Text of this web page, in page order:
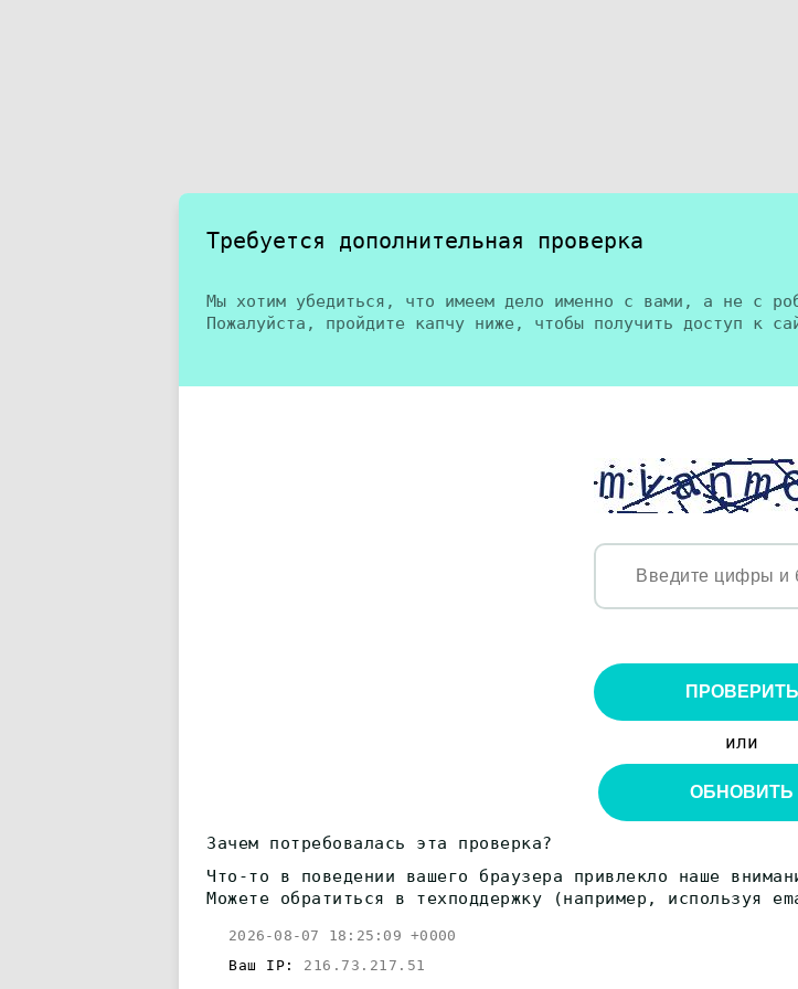
Требуется дополнительная проверка
Мы хотим убедиться, что имеем дело именно с вами, а не с
Пожалуйста, пройдите капчу ниже, чтобы получить доступ к
ПРОВЕРИТЬ
или
ОБНОВИТЬ
Зачем потребовалась эта проверка?
Что-то в поведении вашего браузера привлекло наше
Можете обратиться в техподдержку (например, используя
2026-08-07 18:25:09 +0000
Ваш IP: 216.73.217.51